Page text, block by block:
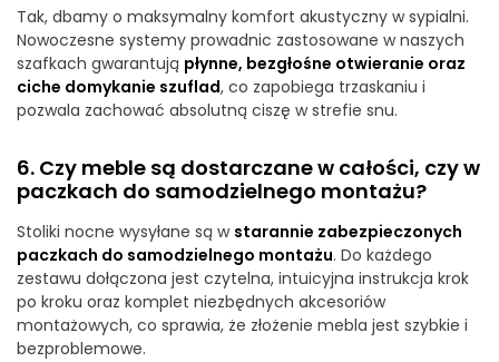
Tak, dbamy o maksymalny komfort akustyczny w sypialni.
Nowoczesne systemy prowadnic zastosowane w naszych
szafkach gwarantują płynne, bezgłośne otwieranie oraz
ciche domykanie szuflad, co zapobiega trzaskaniu i
pozwala zachować absolutną ciszę w strefie snu.
6. Czy meble są dostarczane w całości, czy w
paczkach do samodzielnego montażu?
Stoliki nocne wysyłane są w starannie zabezpieczonych
paczkach do samodzielnego montażu. Do każdego
zestawu dołączona jest czytelna, intuicyjna instrukcja krok
po kroku oraz komplet niezbędnych akcesoriów
montażowych, co sprawia, że złożenie mebla jest szybkie i
bezproblemowe.